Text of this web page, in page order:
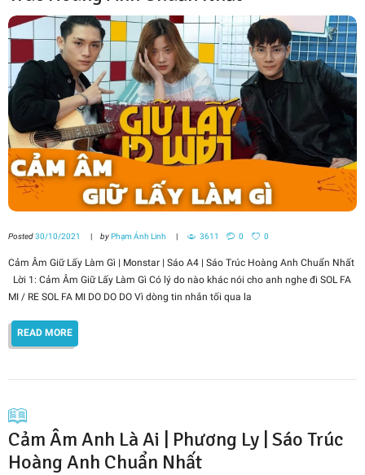
Posted30/10/2021 byPhạm Ánh Linh 3611 0 0
Cảm Âm Giữ Lấy Làm Gì | Monstar | Sáo A4 | Sáo Trúc Hoàng Anh Chuẩn Nhất
Lời 1: Cảm Âm Giữ Lấy Làm Gì Có lý do nào khác nói cho anh nghe đi SOL FA
MI / RE SOL FA MI DO DO DO Vì dòng tin nhắn tối qua la
READ MORE
Cảm Âm Anh Là Ai | Phương Ly | Sáo Trúc
Hoàng Anh Chuẩn Nhất